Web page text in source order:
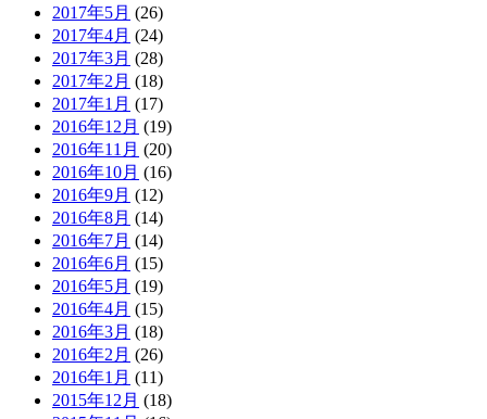
2017年5月 (26)
2017年4月 (24)
2017年3月 (28)
2017年2月 (18)
2017年1月 (17)
2016年12月 (19)
2016年11月 (20)
2016年10月 (16)
2016年9月 (12)
2016年8月 (14)
2016年7月 (14)
2016年6月 (15)
2016年5月 (19)
2016年4月 (15)
2016年3月 (18)
2016年2月 (26)
2016年1月 (11)
2015年12月 (18)